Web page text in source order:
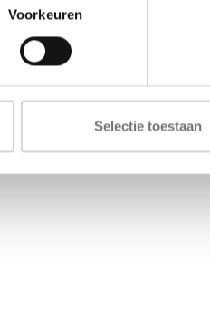
Voorkeuren
Selectie toestaan